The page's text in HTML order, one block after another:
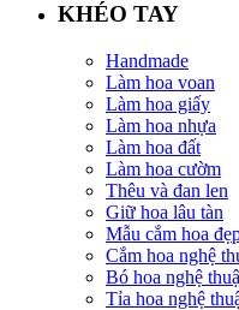
KHÉO TAY
Handmade
Làm hoa voan
Làm hoa giấy
Làm hoa nhựa
Làm hoa đất
Làm hoa cườm
Thêu và đan len
Giữ hoa lâu tàn
Mẫu cắm hoa
Cắm hoa nghệ
Bó hoa nghệ
Tỉa hoa nghệ